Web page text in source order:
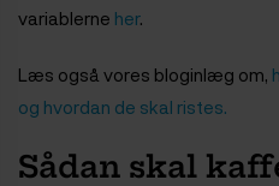
variablerne her.
Læs også vores bloginlæg om,
og hvordan de skal ristes.
Sådan skal